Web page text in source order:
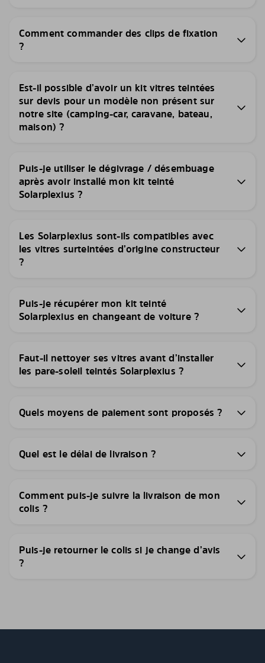
Comment commander des clips de fixation
?
Est-il possible d’avoir un kit vitres teintées
sur devis pour un modèle non présent sur
notre site (camping-car, caravane, bateau,
maison) ?
Puis-je utiliser le dégivrage / désembuage
après avoir installé mon kit teinté
Solarplexius ?
Les Solarplexius sont-ils compatibles avec
les vitres surteintées d’origine constructeur
?
Puis-je récupérer mon kit teinté
Solarplexius en changeant de voiture ?
Faut-il nettoyer ses vitres avant d’installer
les pare-soleil teintés Solarplexius ?
Quels moyens de paiement sont proposés ?
Quel est le délai de livraison ?
Comment puis-je suivre la livraison de mon
colis ?
Puis-je retourner le colis si je change d’avis
?